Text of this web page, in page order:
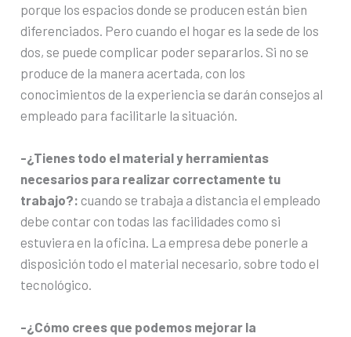
porque los espacios donde se producen están bien
diferenciados. Pero cuando el hogar es la sede de los
dos, se puede complicar poder separarlos. Si no se
produce de la manera acertada, con los
conocimientos de la experiencia se darán consejos al
empleado para facilitarle la situación.
-¿Tienes todo el material y herramientas
necesarios para realizar correctamente tu
trabajo?: cuando se trabaja a distancia el empleado
debe contar con todas las facilidades como si
estuviera en la oficina. La empresa debe ponerle a
disposición todo el material necesario, sobre todo el
tecnológico.
-¿Cómo crees que podemos mejorar la